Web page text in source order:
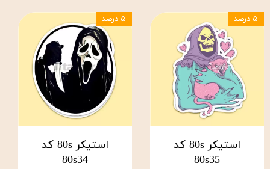
استیکر 80s کد
80s35
۵ درصد
استیکر 80s کد
80s34
۵ درصد